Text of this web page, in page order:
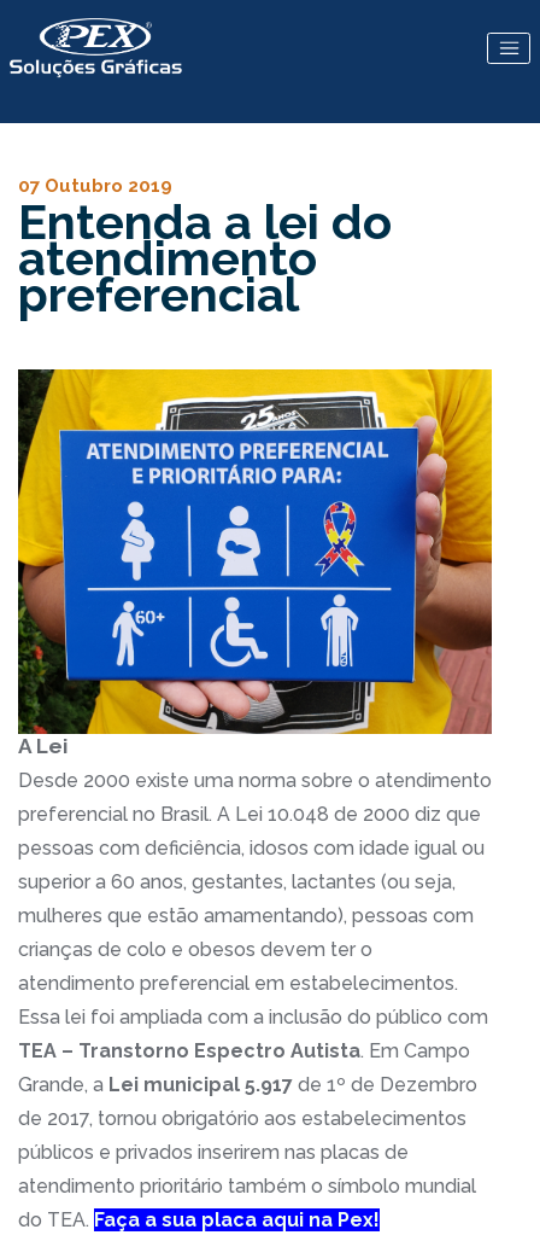
07 Outubro 2019
Entenda a lei do
atendimento
preferencial
A Lei
Desde 2000 existe uma norma sobre o atendimento
preferencial no Brasil. A Lei 10.048 de 2000 diz que
pessoas com deficiência, idosos com idade igual ou
superior a 60 anos, gestantes, lactantes (ou seja,
mulheres que estão amamentando), pessoas com
crianças de colo e obesos devem ter o
atendimento preferencial em estabelecimentos.
Essa lei foi ampliada com a inclusão do público com
TEA – Transtorno Espectro Autista. Em Campo
Grande, a Lei municipal 5.917 de 1º de Dezembro
de 2017, tornou obrigatório aos estabelecimentos
públicos e privados inserirem nas placas de
atendimento prioritário também o símbolo mundial
do TEA. Faça a sua placa aqui na Pex!